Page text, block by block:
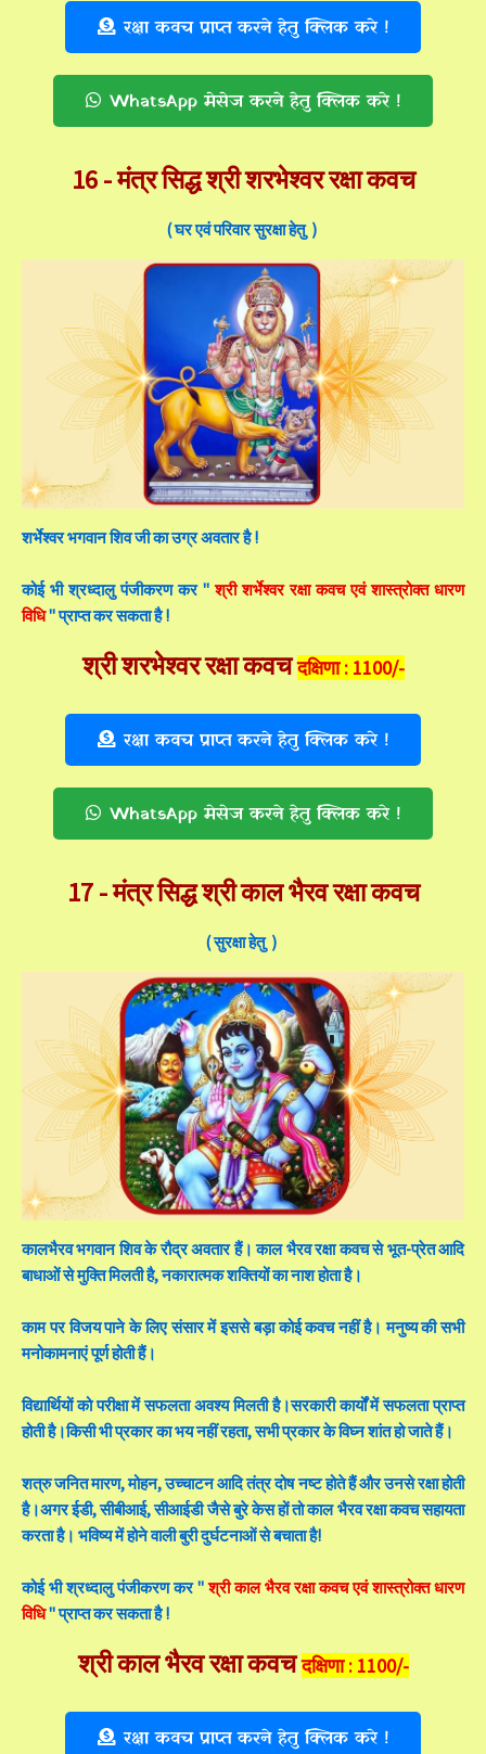
रक्षा कवच प्राप्त करने हेतु क्लिक करे !
WhatsApp मेसेज करने हेतु क्लिक करे !
16 -मंत्र सिद्ध श्री शरभेश्वर रक्षा कवच
( घर एवं परिवार सुरक्षा हेतु )
शर्भेश्वर भगवान शिव जी का उग्र अवतार है !
कोई भी श्रध्दालु पंजीकरण कर "श्री शर्भेश्वर रक्षा कवच एवं शास्त्रोक्त धारण
विधि" प्राप्त कर सकता है !
श्री शरभेश्वर रक्षा कवच दक्षिणा : 1100/-
रक्षा कवच प्राप्त करने हेतु क्लिक करे !
WhatsApp मेसेज करने हेतु क्लिक करे !
17 -मंत्र सिद्ध श्री काल भैरव रक्षा कवच
( सुरक्षा हेतु )
कालभैरव भगवान शिव के रौद्र अवतार हैं। काल भैरव रक्षा कवच से भूत-प्रेत आदि
बाधाओं से मुक्ति मिलती है, नकारात्मक शक्तियों का नाश होता है।
काम पर विजय पाने के लिए संसार में इससे बड़ा कोई कवच नहीं है। मनुष्य की सभी
मनोकामनाएं पूर्ण होती हैं।
विद्यार्थियों को परीक्षा में सफलता अवश्य मिलती है।सरकारी कार्यों में सफलता प्राप्त
होती है।किसी भी प्रकार का भय नहीं रहता, सभी प्रकार के विघ्न शांत हो जाते हैं।
शत्रु जनित मारण, मोहन, उच्चाटन आदि तंत्र दोष नष्ट होते हैं और उनसे रक्षा होती
है।अगर ईडी, सीबीआई, सीआईडी जैसे बुरे केस हों तो काल भैरव रक्षा कवच सहायता
करता है। भविष्य में होने वाली बुरी दुर्घटनाओं से बचाता है!
कोई भी श्रध्दालु पंजीकरण कर "श्री काल भैरव रक्षा कवच एवं शास्त्रोक्त धारण
विधि" प्राप्त कर सकता है !
श्री काल भैरव रक्षा कवच दक्षिणा : 1100/-
रक्षा कवच प्राप्त करने हेतु क्लिक करे !